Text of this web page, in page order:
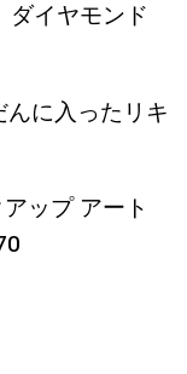
イヤモンド
に入ったリキ
ップ アート